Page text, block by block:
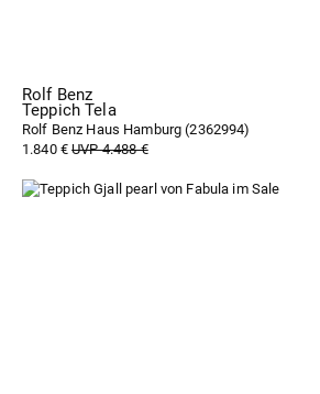
Rolf Benz
Teppich Tela
Rolf Benz Haus Hamburg (2362994)
1.840 €UVP 4.488 €